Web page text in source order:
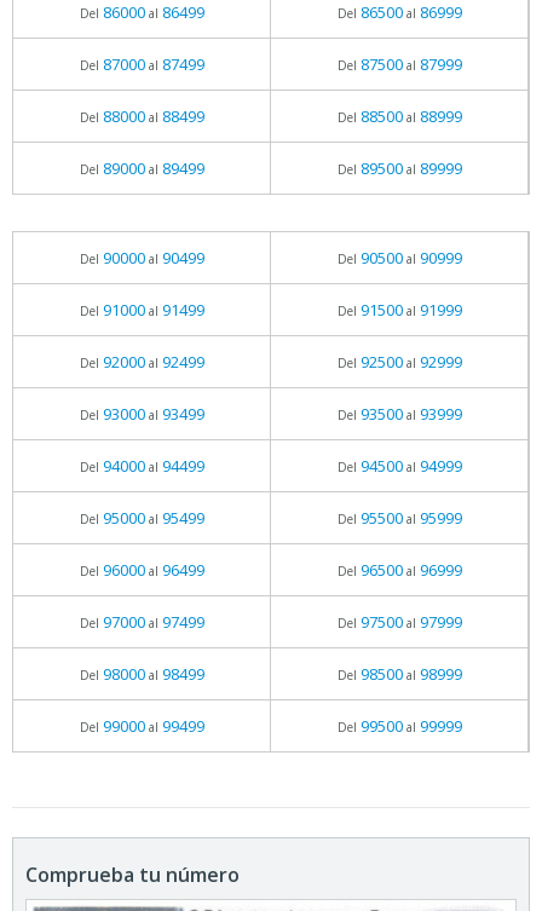
Del 86000al 86499 Del 86500al 86999
Del 87000al 87499 Del 87500al 87999
Del 88000al 88499 Del 88500al 88999
Del 89000al 89499 Del 89500al 89999
Del 90000al 90499 Del 90500al 90999
Del 91000al 91499 Del 91500al 91999
Del 92000al 92499 Del 92500al 92999
Del 93000al 93499 Del 93500al 93999
Del 94000al 94499 Del 94500al 94999
Del 95000al 95499 Del 95500al 95999
Del 96000al 96499 Del 96500al 96999
Del 97000al 97499 Del 97500al 97999
Del 98000al 98499 Del 98500al 98999
Del 99000al 99499 Del 99500al 99999
Comprueba tu número